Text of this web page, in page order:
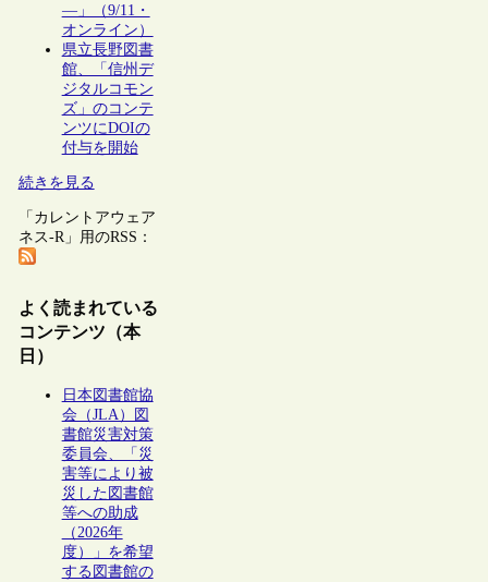
―」（9/11・
オンライン）
県立長野図書
館、「信州デ
ジタルコモン
ズ」のコンテ
ンツにDOIの
付与を開始
続きを見る
「カレントアウェア
ネス-R」用のRSS：
よく読まれている
コンテンツ（本
日）
日本図書館協
会（JLA）図
書館災害対策
委員会、「災
害等により被
災した図書館
等への助成
（2026年
度）」を希望
する図書館の